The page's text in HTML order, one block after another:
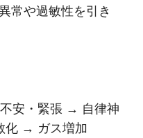
常や過敏性を引き
安・緊張 → 自律神
化 → ガス増加